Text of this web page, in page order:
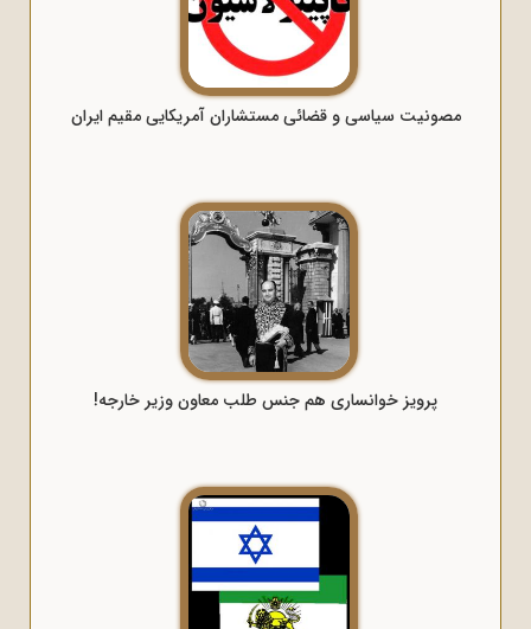
مصونیت سیاسى و قضائی مستشاران آمریکایى مقیم ایران
پرویز خوانساری هم جنس طلب معاون وزیر خارجه!